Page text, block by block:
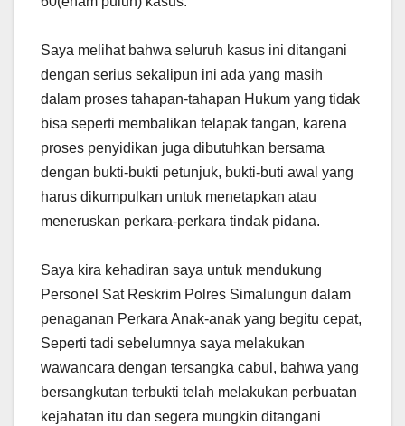
Saya melihat bahwa seluruh kasus ini ditangani
dengan serius sekalipun ini ada yang masih
dalam proses tahapan-tahapan Hukum yang tidak
bisa seperti membalikan telapak tangan, karena
proses penyidikan juga dibutuhkan bersama
dengan bukti-bukti petunjuk, bukti-buti awal yang
harus dikumpulkan untuk menetapkan atau
meneruskan perkara-perkara tindak pidana.
Saya kira kehadiran saya untuk mendukung
Personel Sat Reskrim Polres Simalungun dalam
penaganan Perkara Anak-anak yang begitu cepat,
Seperti tadi sebelumnya saya melakukan
wawancara dengan tersangka cabul, bahwa yang
bersangkutan terbukti telah melakukan perbuatan
kejahatan itu dan segera mungkin ditangani